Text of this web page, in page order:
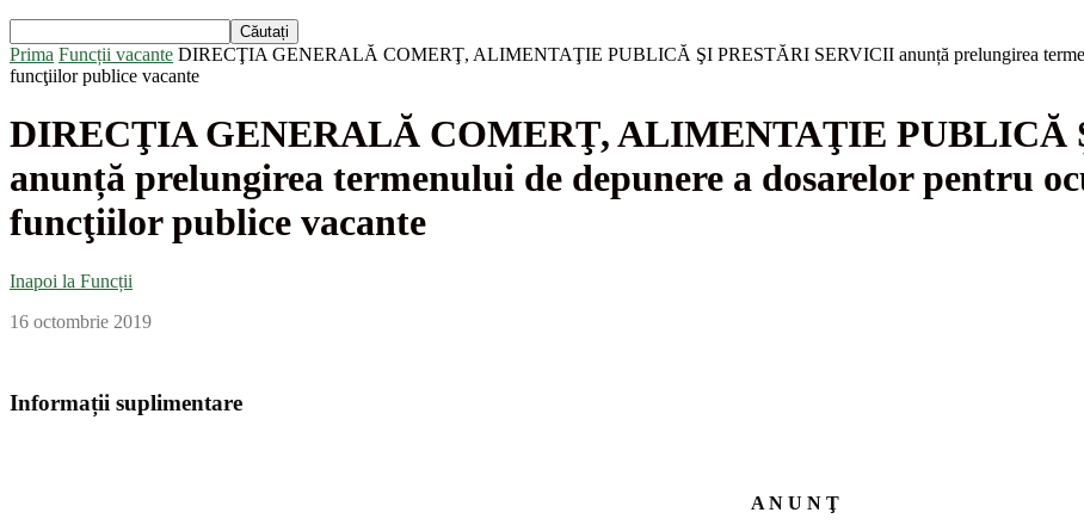
Prima Funcții vacante DIRECŢIA GENERALĂ COMERŢ, ALIMENTAŢIE PUBLICĂ ŞI PRESTĂRI SERVICII anunță prelungirea
funcţiilor publice vacante
DIRECŢIA GENERALĂ COMERŢ, ALIMENTAŢIE PUBLICĂ
anunță prelungirea termenului de depunere a dosarelor pentru
funcţiilor publice vacante
Inapoi la Funcții
16 octombrie 2019
Informații suplimentare
A N U N Ţ